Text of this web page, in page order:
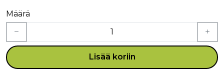
Määrä
Lisää koriin